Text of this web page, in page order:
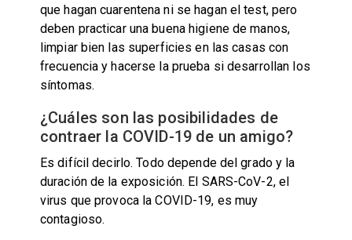
que hagan cuarentena ni se hagan el test, pero
deben practicar una buena higiene de manos,
limpiar bien las superficies en las casas con
frecuencia y hacerse la prueba si desarrollan los
síntomas.
¿Cuáles son las posibilidades de
contraer la COVID-19 de un amigo?
Es difícil decirlo. Todo depende del grado y la
duración de la exposición. El SARS-CoV-2, el
virus que provoca la COVID-19, es muy
contagioso.